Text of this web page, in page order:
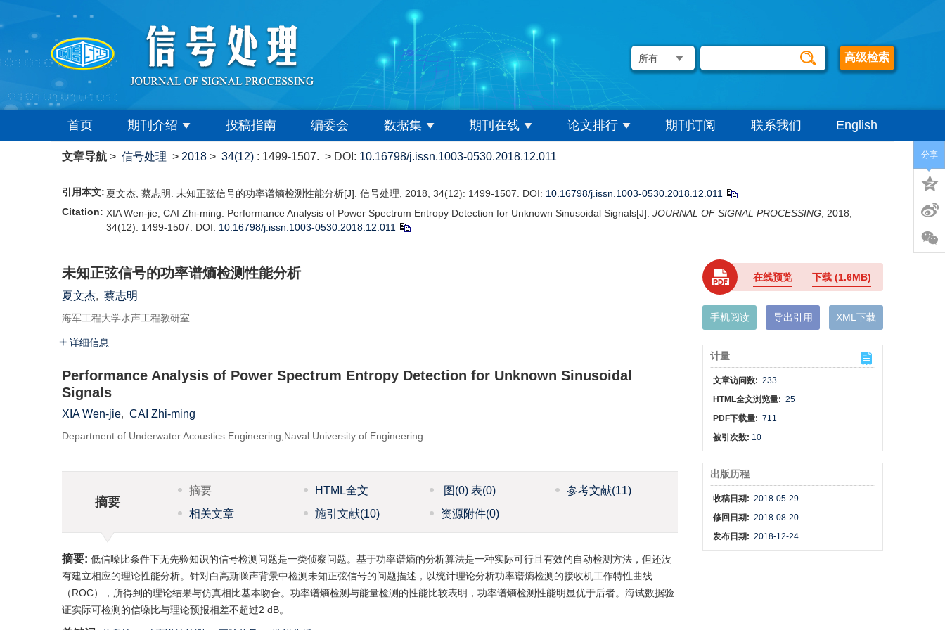
高级检索
首页 期刊介绍 投稿指南 编委会 数据集 期刊在线 论文排行 期刊订阅 联系我们 English
文章导航 > 信号处理 > 2018 > 34(12) : 1499-1507. > DOI: 10.16798/j.issn.1003-0530.2018.12.011
引用本文: 夏文杰, 蔡志明. 未知正弦信号的功率谱熵检测性能分析[J]. 信号处理, 2018, 34(12): 1499-1507. DOI: 10.16798/j.issn.1003-0530.2018.12.011
Citation: XIA Wen-jie, CAI Zhi-ming. Performance Analysis of Power Spectrum Entropy Detection for Unknown Sinusoidal Signals[J]. JOURNAL OF SIGNAL PROCESSING , 2018,
34(12): 1499-1507. DOI: 10.16798/j.issn.1003-0530.2018.12.011
未知正弦信号的功率谱熵检测性能分析
夏文杰, 蔡志明
海军工程大学水声工程教研室
详细信息
Performance Analysis of Power Spectrum Entropy Detection for Unknown Sinusoidal
Signals
XIA Wen-jie, CAI Zhi-ming
Department of Underwater Acoustics Engineering,Naval University of Engineering
摘要
摘要 HTML全文 图 (0) 表(0) 参考文献(11)
相关文章
施引文献(10) 资源附件(0)
摘要: 低信噪比条件下无先验知识的信号检测问题是一类侦察问题。基于功率谱熵的分析算法是一种实际可行且有效的自动检测方法，但还没
有建立相应的理论性能分析。针对白高斯噪声背景中检测未知正弦信号的问题描述，以统计理论分析功率谱熵检测的接收机工作特性曲线
（ROC），所得到的理论结果与仿真相比基本吻合。功率谱熵检测与能量检测的性能比较表明，功率谱熵检测性能明显优于后者。海试数据验
证实际可检测的信噪比与理论预报相差不超过2 dB。
在线预览 下载(1.6MB)
手机阅读 导出引用 XML下载
计量
文章访问数: 233
HTML全文浏览量: 25
PDF下载量: 711
被引次数: 10
出版历程
收稿日期: 2018-05-29
修回日期: 2018-08-20
发布日期: 2018-12-24
分享